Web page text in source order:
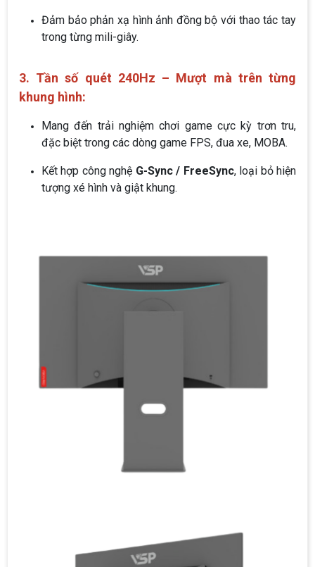
Đảm bảo phản xạ hình ảnh đồng bộ với thao tác tay
trong từng mili-giây.
3. Tần số quét 240Hz – Mượt mà trên từng
khung hình:
Mang đến trải nghiệm chơi game cực kỳ trơn tru,
đặc biệt trong các dòng game FPS, đua xe, MOBA.
Kết hợp công nghệ G-Sync / FreeSync, loại bỏ hiện
tượng xé hình và giật khung.